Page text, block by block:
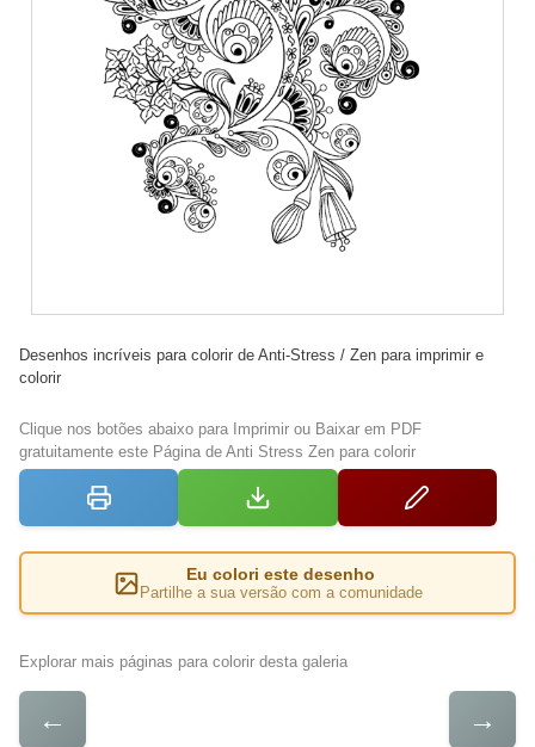
Desenhos incríveis para colorir de Anti-Stress / Zen para imprimir e
colorir
Clique nos botões abaixo para Imprimir ou Baixar em PDF
gratuitamente este Página de Anti Stress Zen para colorir
Eu colori este desenho
Partilhe a sua versão com a comunidade
Explorar mais páginas para colorir desta galeria
← →